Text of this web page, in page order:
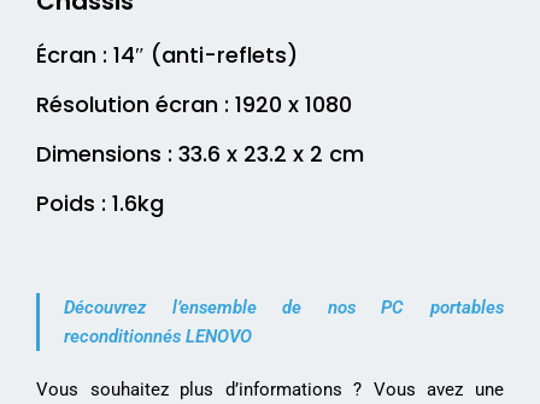
Écran : 14″ (anti-reflets)
Résolution écran : 1920 x 1080
Dimensions : 33.6 x 23.2 x 2 cm
Poids : 1.6kg
Découvrez l’ensemble de nos PC portables
reconditionnés LENOVO
Vous souhaitez plus d’informations ? Vous avez une